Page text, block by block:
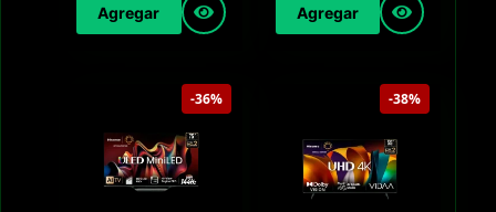
Agregar Agregar
-36% -38%